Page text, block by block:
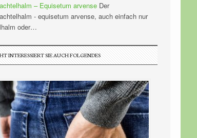
– Equisetum arvenseDer
- equisetum arvense, auch einfach nur
oder…
INTERESSIERT SIE AUCH FOLGENDES